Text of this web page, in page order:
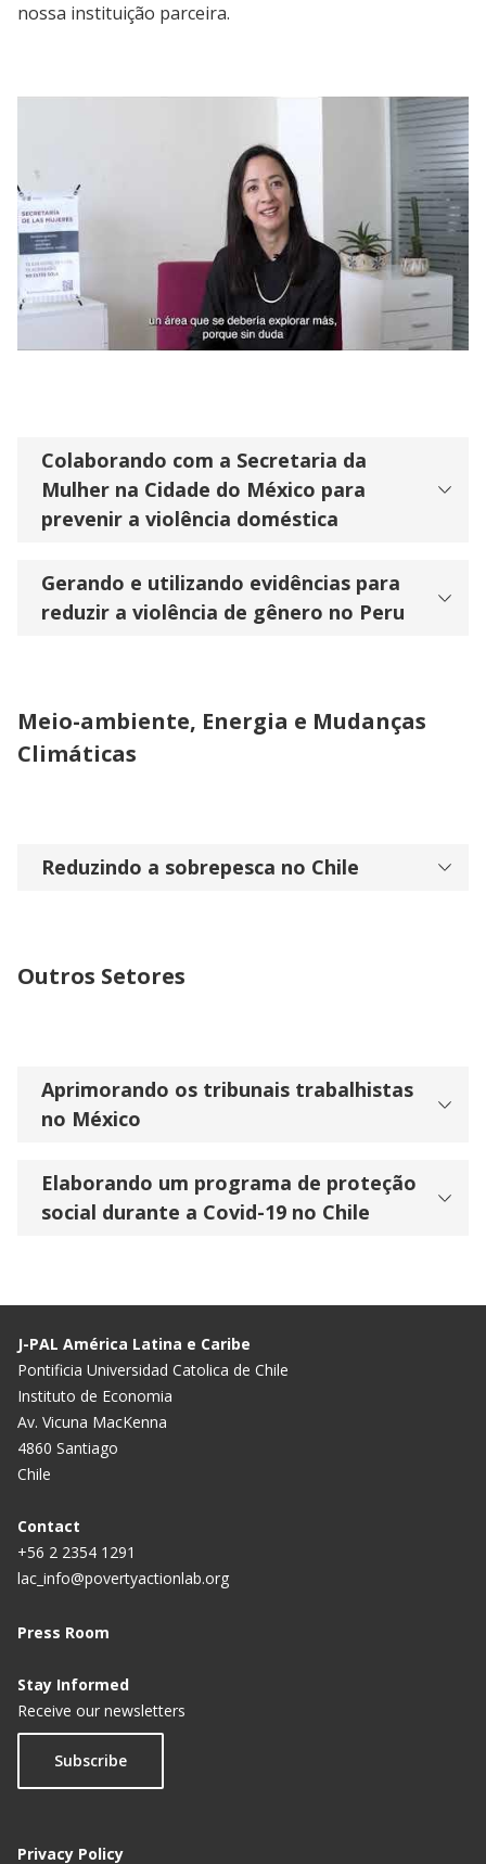
nossa instituição parceira.
Colaborando com a Secretaria da
Mulher na Cidade do México para
prevenir a violência doméstica
Gerando e utilizando evidências para
reduzir a violência de gênero no Peru
Meio-ambiente, Energia e Mudanças
Climáticas
Reduzindo a sobrepesca no Chile
Outros Setores
Aprimorando os tribunais trabalhistas
no México
Elaborando um programa de proteção
social durante a Covid-19 no Chile
J-PAL América Latina e Caribe
Pontificia Universidad Catolica de Chile
Instituto de Economia
Av. Vicuna MacKenna
4860 Santiago
Chile
Contact
+56 2 2354 1291
lac_info@povertyactionlab.org
Press Room
Stay Informed
Receive our newsletters
Subscribe
Privacy Policy